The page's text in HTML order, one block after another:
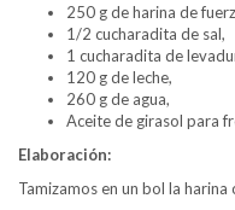
250 g de harina de
1/2 cucharadita de sal,
1 cucharadita de
120 g de leche,
260 g de agua,
Aceite de girasol para
Elaboración:
Tamizamos en un bol la harina